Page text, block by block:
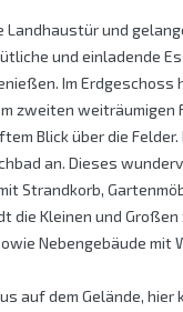
Landhaustür und
und einladende
Im Erdgeschoss
zweiten weiträumigen
Blick über die
an. Dieses
Strandkorb,
Kleinen und Großen
Nebengebäude mit
auf dem Gelände, hier